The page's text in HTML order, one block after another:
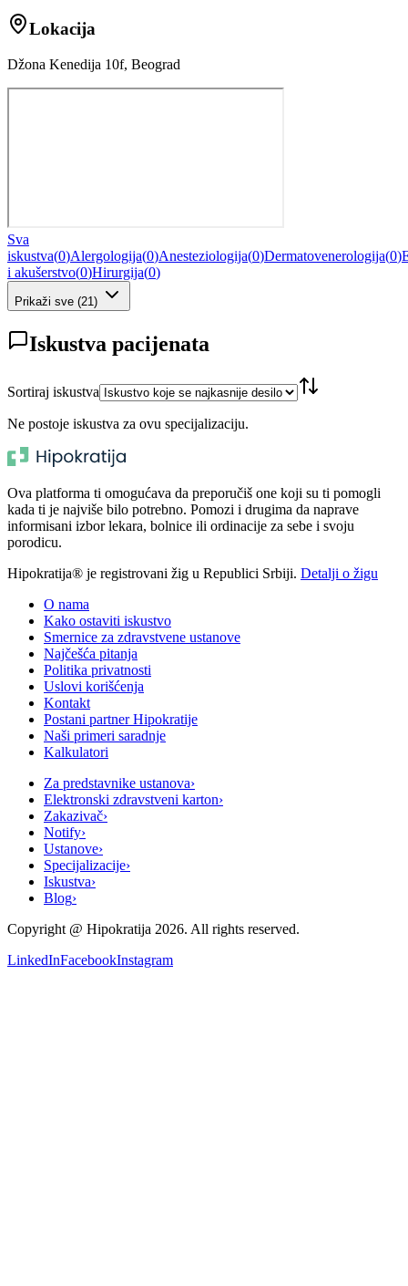
Lokacija
Džona Kenedija 10f, Beograd
Sva
iskustva(0)Alergologija(0)Anesteziologija(0)Dermatovenerologija(0)
i akušerstvo(0)Hirurgija(0)
Prikaži sve (21 )
Iskustva pacijenata
Sortiraj iskustva
Ne postoje iskustva za ovu specijalizaciju.
Ova platforma ti omogućava da preporučiš one koji su ti pomogli
kada ti je najviše bilo potrebno. Pomozi i drugima da naprave
informisani izbor lekara, bolnice ili ordinacije za sebe i svoju
porodicu.
Hipokratija® je registrovani žig u Republici Srbiji. Detalji o žigu
O nama
Kako ostaviti iskustvo
Smernice za zdravstvene ustanove
Najčešća pitanja
Politika privatnosti
Uslovi korišćenja
Kontakt
Postani partner Hipokratije
Naši primeri saradnje
Kalkulatori
Za predstavnike ustanova›
Elektronski zdravstveni karton›
Zakazivač›
Notify›
Ustanove›
Specijalizacije›
Iskustva›
Blog›
Copyright @ Hipokratija 2026. All rights reserved.
LinkedInFacebookInstagram